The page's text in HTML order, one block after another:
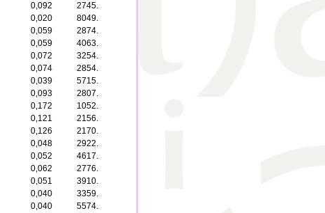
0,092
2745.
0,020
8049.
0,059
2874.
0,059
4063.
0,072
3254.
0,074
2854.
0,039
5715.
0,093
2807.
0,172
1052.
0,121
2156.
0,126
2170.
0,048
2922.
0,052
4617.
0,062
2776.
0,051
3910.
0,040
3359.
0,040
5574.